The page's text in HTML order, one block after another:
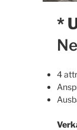
*
4